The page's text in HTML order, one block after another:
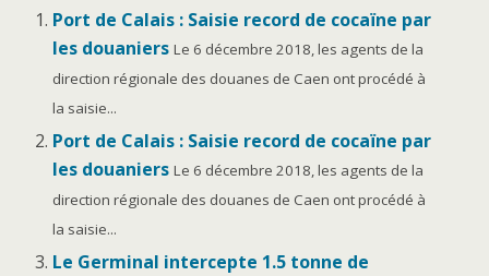
Port de Calais : Saisie record de cocaïne par
les douaniers Le 6 décembre 2018, les agents de la
direction régionale des douanes de Caen ont procédé à
la saisie...
Port de Calais : Saisie record de cocaïne par
les douaniers Le 6 décembre 2018, les agents de la
direction régionale des douanes de Caen ont procédé à
la saisie...
Le Germinal intercepte 1.5 tonne de